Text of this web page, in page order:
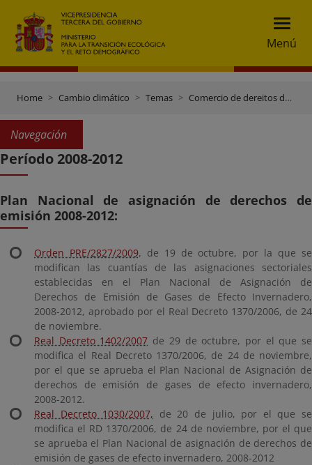
Menú
Home Cambio climático Temas Comercio de dereitos de emisión
Navegación
Período 2008-2012
Plan Nacional de asignación de derechos de
emisión 2008-2012:
Orden PRE/2827/2009, de 19 de octubre, por la que se
modifican las cuantías de las asignaciones sectoriales
establecidas en el Plan Nacional de Asignación de
Derechos de Emisión de Gases de Efecto Invernadero,
2008-2012, aprobado por el Real Decreto 1370/2006, de 24
de noviembre.
Real Decreto 1402/2007 de 29 de octubre, por el que se
modifica el Real Decreto 1370/2006, de 24 de noviembre,
por el que se aprueba el Plan Nacional de Asignación de
derechos de emisión de gases de efecto invernadero,
2008-2012.
Real Decreto 1030/2007, de 20 de julio, por el que se
modifica el RD 1370/2006, de 24 de noviembre, por el que
se aprueba el Plan Nacional de asignación de derechos de
emisión de gases de efecto invernadero, 2008-2012